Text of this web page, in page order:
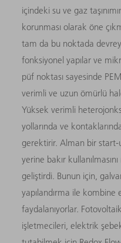
içindeki su ve gaz
korunması olarak öne
tam da bu noktada
fonksiyonel yapılar ve
püf noktası sayesinde
verimli ve uzun ömürlü
Yüksek verimli
yollarında ve
gerektirir. Alman bir start-
yerine bakır
geliştirdi. Bunun için,
yapılandırma ile
faydalanıyorlar.
işletmecileri, elektrik